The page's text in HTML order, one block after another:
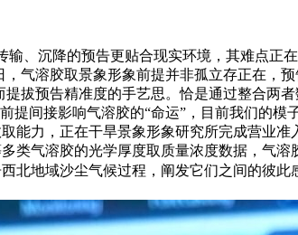
沉降的预告更贴合现实环境，其难点正
气溶胶取景象形象前提并非孤立存正在，
拔预告精准度的手艺思。恰是通过整合两
提间接影响气溶胶的“命运”，目前我们的
能力，正在干旱景象形象研究所完成营业
类气溶胶的光学厚度取质量浓度数据，气
北地域沙尘气候过程，阐发它们之间的彼